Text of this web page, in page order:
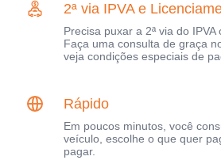
2ª via IPVA e
Precisa puxar a 2ª via do
Faça uma consulta de graça
veja condições especiais de
Rápido
Em poucos minutos, você
veículo, escolhe o que quer
pagar.